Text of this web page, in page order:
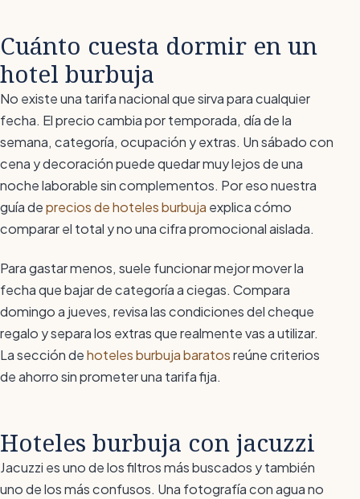
Cuánto cuesta dormir en un
hotel burbuja
No existe una tarifa nacional que sirva para cualquier
fecha. El precio cambia por temporada, día de la
semana, categoría, ocupación y extras. Un sábado con
cena y decoración puede quedar muy lejos de una
noche laborable sin complementos. Por eso nuestra
guía deprecios de hoteles burbuja explica cómo
comparar el total y no una cifra promocional aislada.
Para gastar menos, suele funcionar mejor mover la
fecha que bajar de categoría a ciegas. Compara
domingo a jueves, revisa las condiciones del cheque
regalo y separa los extras que realmente vas a utilizar.
La sección dehoteles burbuja baratosreúne criterios
de ahorro sin prometer una tarifa fija.
Hoteles burbuja con jacuzzi
Jacuzzi es uno de los filtros más buscados y también
uno de los más confusos. Una fotografía con agua no